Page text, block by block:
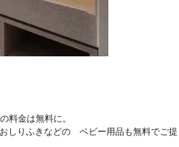
料金は無料に。
しりふきなどの ベビー用品も無料でご提